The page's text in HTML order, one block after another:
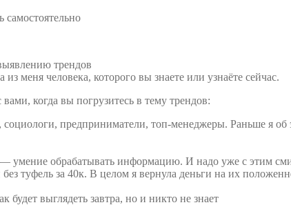
трендов
меня человека, которого вы знаете или узнаёте сейчас.
когда вы погрузитесь в тему трендов:
предприниматели, топ-менеджеры. Раньше я об
обрабатывать информацию. И надо уже с этим
туфель за 40к. В целом я вернула деньги на их
будет выглядеть завтра, но и никто не знает